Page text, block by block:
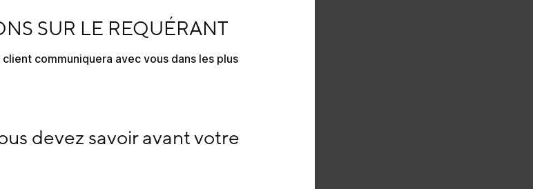
SUR LE REQUÉRANT
communiquera avec vous dans les plus
devez savoir avant votre